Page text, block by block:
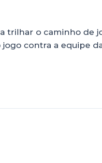
trilhar o caminho de
contra a equipe